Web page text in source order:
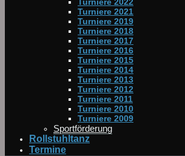
Turniere 2022
Turniere 2021
Turniere 2019
Turniere 2018
Turniere 2017
Turniere 2016
Turniere 2015
Turniere 2014
Turniere 2013
Turniere 2012
Turniere 2011
Turniere 2010
Turniere 2009
Sportförderung
Rollstuhltanz
Termine